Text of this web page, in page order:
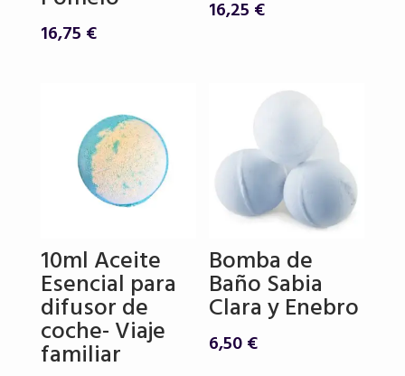
16,75 €
16,25 €
10ml Aceite
Esencial para
difusor de
coche- Viaje
familiar
Bomba de
Baño Sabia
Clara y Enebro
6,50€